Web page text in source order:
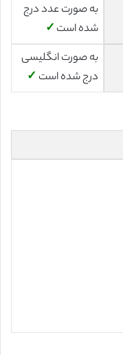
به صورت عدد درج
شده است ✓
به صورت انگلیسی
درج شده است ✓